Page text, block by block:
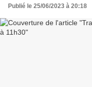
Publié le 25/06/2023 à 20:18